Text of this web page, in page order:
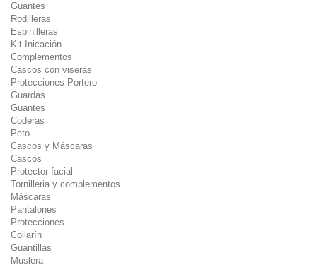
Guantes
Rodilleras
Espinilleras
Kit Inicación
Complementos
Cascos con viseras
Protecciones Portero
Guardas
Guantes
Coderas
Peto
Cascos y Máscaras
Cascos
Protector facial
Tornilleria y complementos
Máscaras
Pantalones
Protecciones
Collarín
Guantillas
Muslera